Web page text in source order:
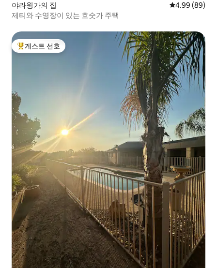
야라웡가의 집 평점 4.99점(5
4.99 (89)
제티와 수영장이 있는 호숫가 주택
상위 게스트 선호
게스트 선호